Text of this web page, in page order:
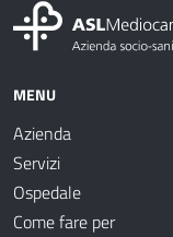
MENU
Azienda
Servizi
Ospedale
Come fare per